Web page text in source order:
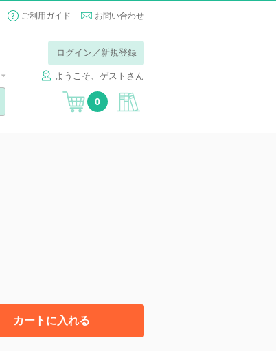
ご利用ガイド お問い合わせ
ログイン／新規登録
ようこそ、ゲストさん
0
カートに入れる